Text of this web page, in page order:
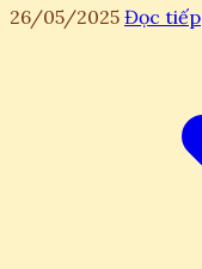
26/05/2025 Đọc tiếp